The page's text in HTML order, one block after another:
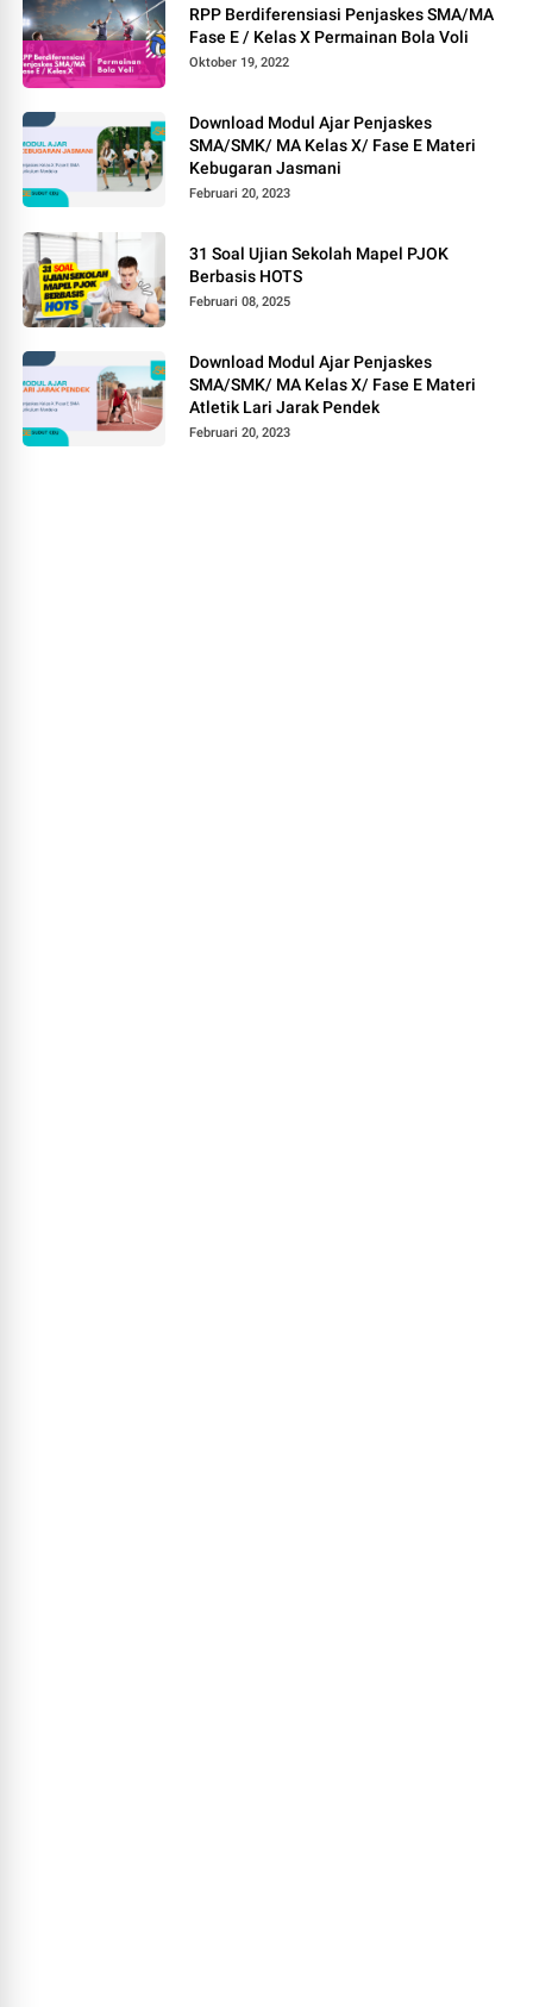
RPP Berdiferensiasi Penjaskes SMA/MA
Fase E / Kelas X Permainan Bola Voli
Oktober 19, 2022
Download Modul Ajar Penjaskes
SMA/SMK/ MA Kelas X/ Fase E Materi
Kebugaran Jasmani
Februari 20, 2023
31 Soal Ujian Sekolah Mapel PJOK
Berbasis HOTS
Februari 08, 2025
Download Modul Ajar Penjaskes
SMA/SMK/ MA Kelas X/ Fase E Materi
Atletik Lari Jarak Pendek
Februari 20, 2023